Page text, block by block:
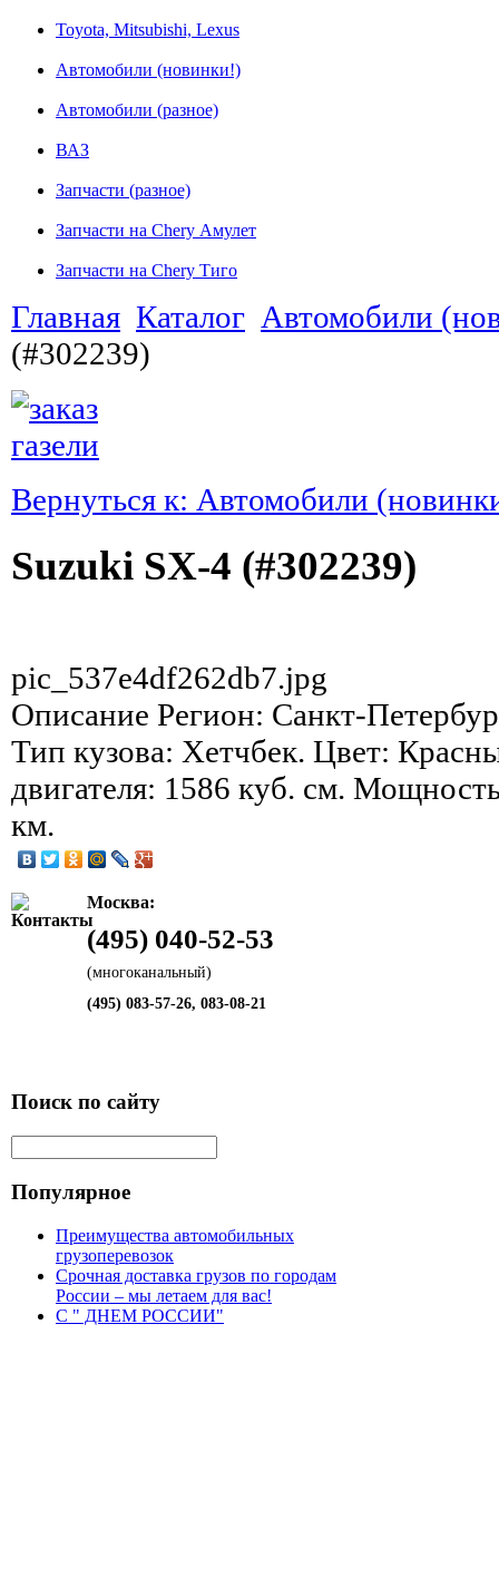
Toyota, Mitsubishi, Lexus
Автомобили (новинки!)
Автомобили (разное)
ВАЗ
Запчасти (разное)
Запчасти на Chery Амулет
Запчасти на Chery Тиго
Главная Каталог Автомобили
(#302239)
Вернуться к: Автомобили
Suzuki SX-4 (#302239)
pic_537e4df262db7.jpg
Описание Регион: Санкт-
Тип кузова: Хетчбек. Цвет:
двигателя: 1586 куб. см.
км.
Москва:
(495) 040-52-53
(многоканальный)
(495) 083-57-26, 083-08-21
Поиск по сайту
Популярное
Преимущества автомобильных
грузоперевозок
Срочная доставка грузов по городам
России – мы летаем для вас!
С " ДНЕМ РОССИИ"